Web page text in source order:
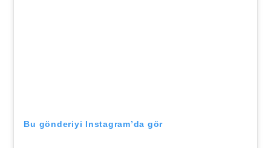
Bu gönderiyi Instagram’da gör